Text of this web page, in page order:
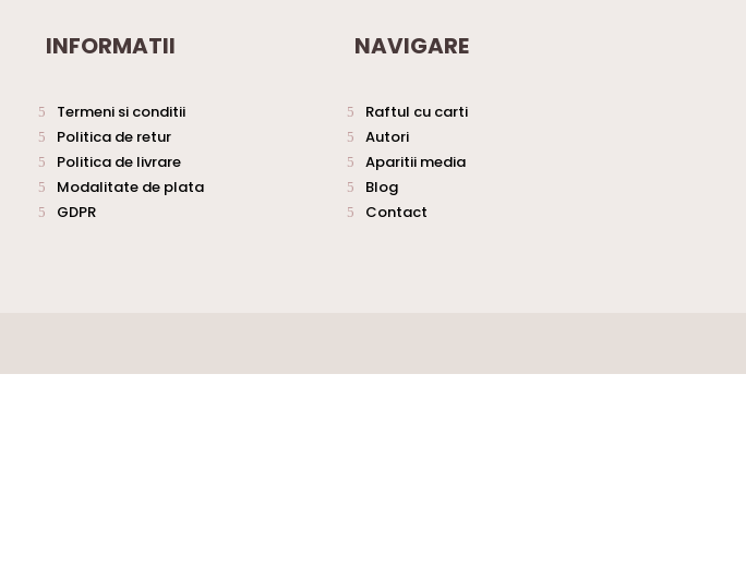
INFORMATII
Termeni si conditii
Politica de retur
Politica de livrare
Modalitate de plata
GDPR
NAVIGARE
Raftul cu carti
Autori
Aparitii media
Blog
Contact